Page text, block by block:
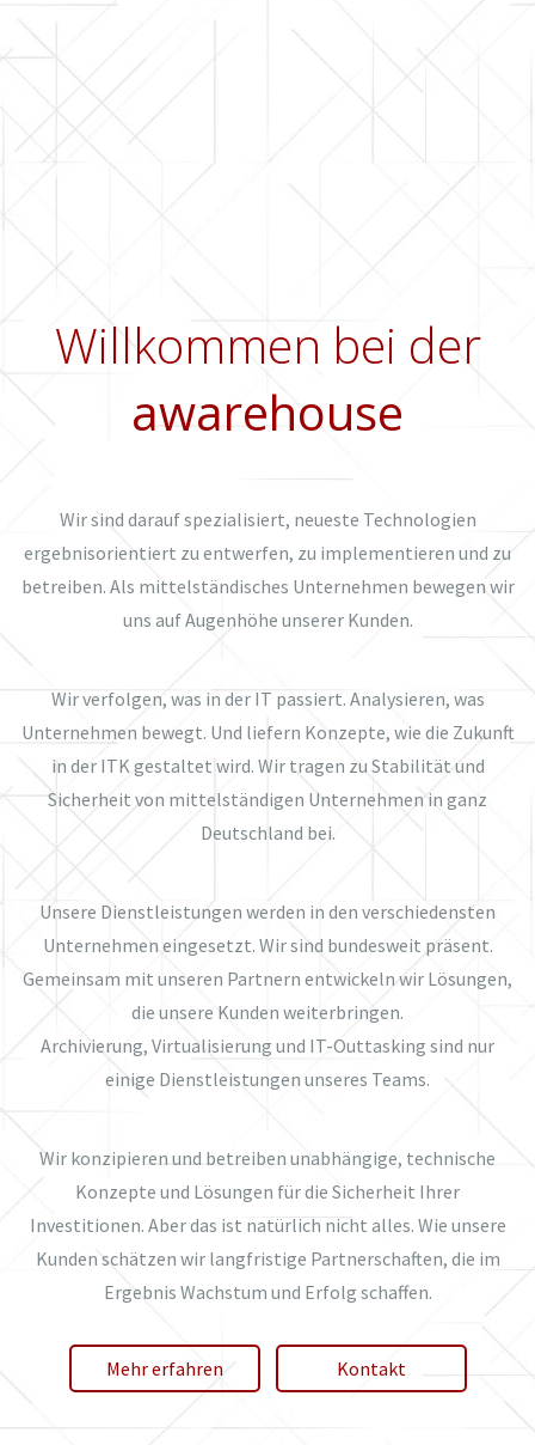
Willkommen bei der
awarehouse
Wir sind darauf spezialisiert, neueste Technologien
ergebnisorientiert zu entwerfen, zu implementieren und zu
betreiben. Als mittelständisches Unternehmen bewegen wir
uns auf Augenhöhe unserer Kunden.
Wir verfolgen, was in der IT passiert. Analysieren, was
Unternehmen bewegt. Und liefern Konzepte, wie die Zukunft
in der ITK gestaltet wird. Wir tragen zu Stabilität und
Sicherheit von mittelständigen Unternehmen in ganz
Deutschland bei.
Unsere Dienstleistungen werden in den verschiedensten
Unternehmen eingesetzt. Wir sind bundesweit präsent.
Gemeinsam mit unseren Partnern entwickeln wir Lösungen,
die unsere Kunden weiterbringen.
Archivierung, Virtualisierung und IT-Outtasking sind nur
einige Dienstleistungen unseres Teams.
Wir konzipieren und betreiben unabhängige, technische
Konzepte und Lösungen für die Sicherheit Ihrer
Investitionen. Aber das ist natürlich nicht alles. Wie unsere
Kunden schätzen wir langfristige Partnerschaften, die im
Ergebnis Wachstum und Erfolg schaffen.
Mehr erfahren Kontakt